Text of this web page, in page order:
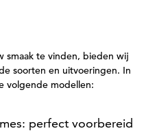
smaak te vinden, bieden wij
soorten en uitvoeringen. In
volgende modellen:
perfect voorbereid